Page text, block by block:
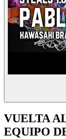
VUELTA
EQUIPO